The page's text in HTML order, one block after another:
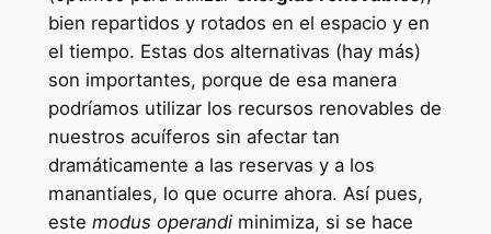
bien repartidos y rotados en el espacio y en
el tiempo. Estas dos alternativas (hay más)
son importantes, porque de esa manera
podríamos utilizar los recursos renovables de
nuestros acuíferos sin afectar tan
dramáticamente a las reservas y a los
manantiales, lo que ocurre ahora. Así pues,
este modus operandiminimiza, si se hace